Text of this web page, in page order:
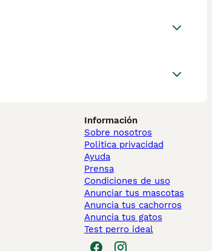
Información
Sobre nosotros
Politica privacidad
Ayuda
Prensa
Condiciones de uso
Anunciar tus mascotas
Anuncia tus cachorros
Anuncia tus gatos
Test perro ideal